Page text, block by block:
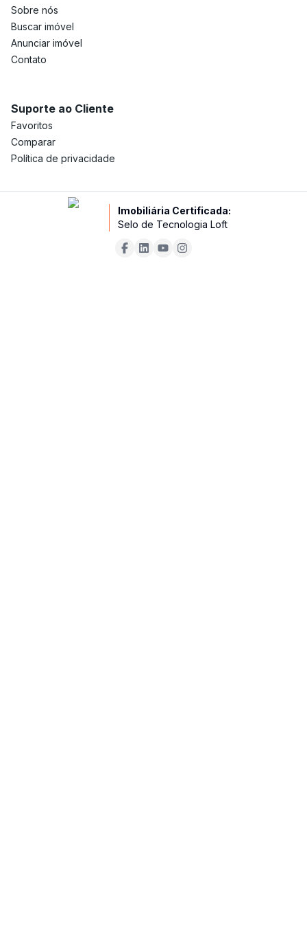
Sobre nós
Buscar imóvel
Anunciar imóvel
Contato
Suporte ao Cliente
Favoritos
Comparar
Política de privacidade
Imobiliária Certificada:
Selo de Tecnologia Loft